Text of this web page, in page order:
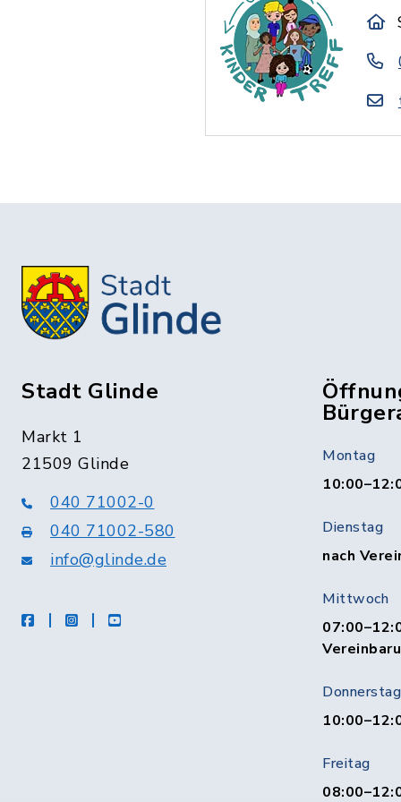
Stadt Glinde
Markt 1
21509 Glinde
040 71002-0
040 71002-580
info@glinde.de
facebookinstagramYoutube
Montag
Dienstag
nach
Mittwoch
Donnerstag
Freitag